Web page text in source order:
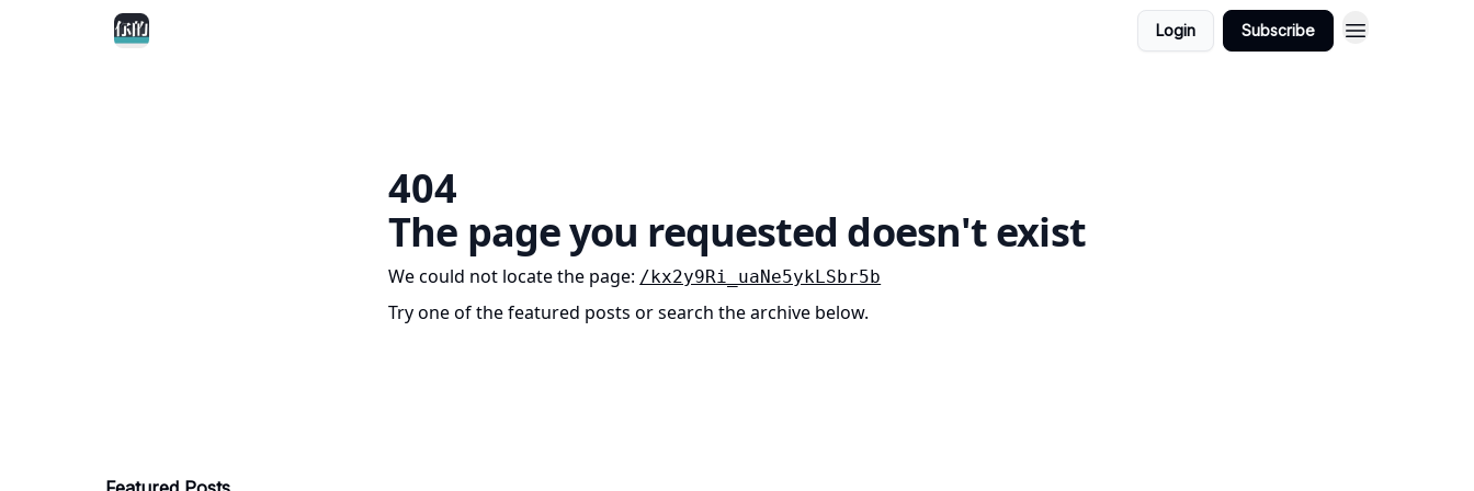
Login Subscribe
404
The page you requested doesn't exist
We could not locate the page: /kx2y9Ri_uaNe5ykLSbr5b
Try one of the featured posts or search the archive below.